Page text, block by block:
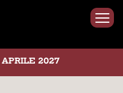
APRILE 2027